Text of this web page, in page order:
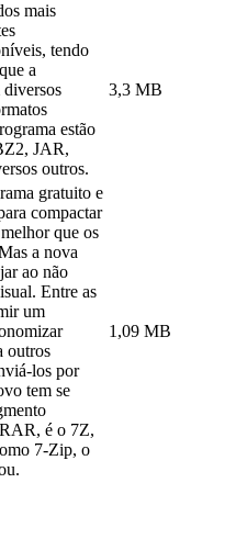
mais
tendo
a
estão
JAR,
outros.
3,3 MB
gratuito e
compactar
que os
a nova
ao não
Entre as
um
outros
los por
tem se
é o 7Z,
7-Zip, o
1,09 MB